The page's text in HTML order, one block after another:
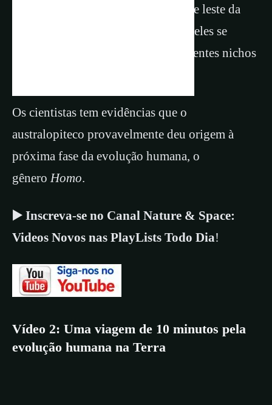
evoluíram e se espalharam pelo sul e leste da
África. Restos fósseis mostram que eles se
adaptaram para sobreviver em diferentes nichos
Os cientistas tem evidências que o
australopiteco provavelmente deu origem à
próxima fase da evolução humana, o
gênero Homo.
▶️ Inscreva-se no Canal Nature & Space:
Videos Novos nas PlayLists Todo Dia!
Vídeo 2: Uma viagem de 10 minutos pela
evolução humana na Terra